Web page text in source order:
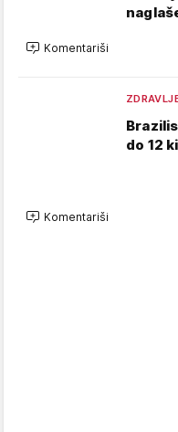
Komentariši
do 12
Komentariši